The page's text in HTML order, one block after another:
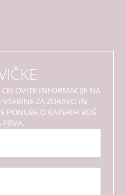
INFORMACIJE NA
VSEBINE ZA ZDRAVO IN
PONUBE O KATERIH BOŠ
PRVA.